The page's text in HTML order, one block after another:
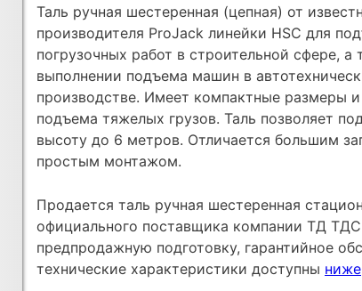
Таль ручная шестеренная (цепная) от
производителя ProJack линейки HSC для
погрузочных работ в строительной сфере, а
выполнении подъема машин в
производстве. Имеет компактные размеры
подъема тяжелых грузов. Таль позволяет
высоту до 6 метров. Отличается большим
простым монтажом.
Продается таль ручная шестеренная
официального поставщика компании ТД
предпродажную подготовку, гарантийное
технические характеристики доступны ниже